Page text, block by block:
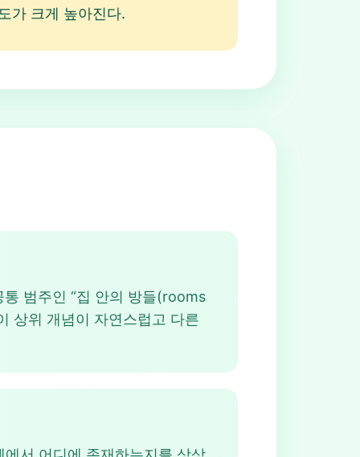
가 크게 높아진다.
범주인 “집 안의 방들(rooms
상위 개념이 자연스럽고 다른